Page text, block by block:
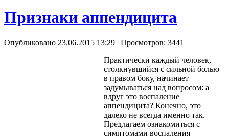
Признаки аппендицита
Опубликовано 23.06.2015 13:29 | Просмотров: 3441
Практически каждый человек,
столкнувшийся с сильной болью
в правом боку, начинает
задумываться над вопросом: а
вдруг это воспаление
аппендицита? Конечно, это
далеко не всегда именно так.
Предлагаем ознакомиться с
симптомами воспаления